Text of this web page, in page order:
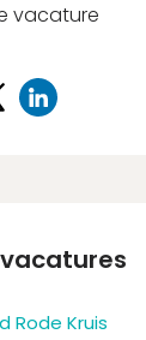
vacature
Rode Kruis